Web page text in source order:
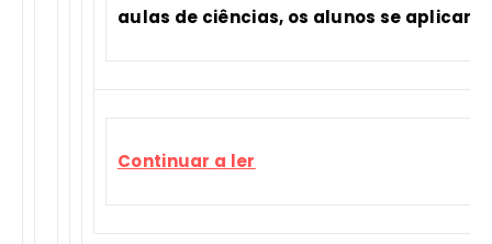
aulas de ciências, os alunos se
Continuar a ler